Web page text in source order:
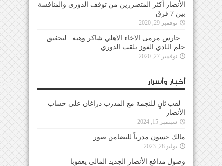
الأنصار أكثر المتضررين من توقف الدوري والمنافسة
بين 7 فرق
نوفمبر 29, 2020
حارس مرمى الاخاء الاهلي شاكر وهبه : لتحقيق
حلم النادي الفوز بلقب الدوري
نوفمبر 27, 2020
أخبار وأسرار
لقب ثانٍ للنجمة مع المدرب دراغان على حساب
الأنصار
سبتمبر 15, 2024
مالك حسون مدرباً للتضامن صور
يوليو 28, 2023
وصول مدافع الأنصار الجديد المالي يعقوبا